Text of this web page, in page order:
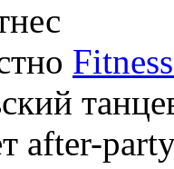
after-